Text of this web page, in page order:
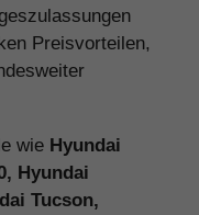
Preisvorteilen,
wie Hyundai
Hyundai
Tucson,